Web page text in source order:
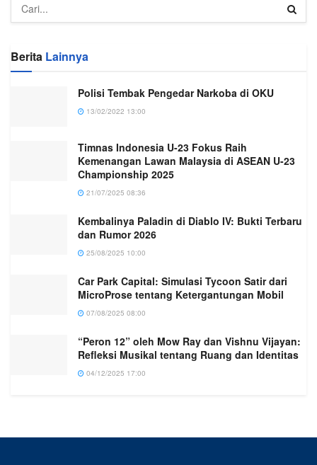
Berita Lainnya
Polisi Tembak Pengedar Narkoba di OKU
13/02/2022 13:00
Timnas Indonesia U-23 Fokus Raih
Kemenangan Lawan Malaysia di ASEAN U-23
Championship 2025
21/07/2025 08:36
Kembalinya Paladin di Diablo IV: Bukti Terbaru
dan Rumor 2026
25/08/2025 10:00
Car Park Capital: Simulasi Tycoon Satir dari
MicroProse tentang Ketergantungan Mobil
07/08/2025 08:00
“Peron 12” oleh Mow Ray dan Vishnu Vijayan:
Refleksi Musikal tentang Ruang dan Identitas
04/12/2025 17:00